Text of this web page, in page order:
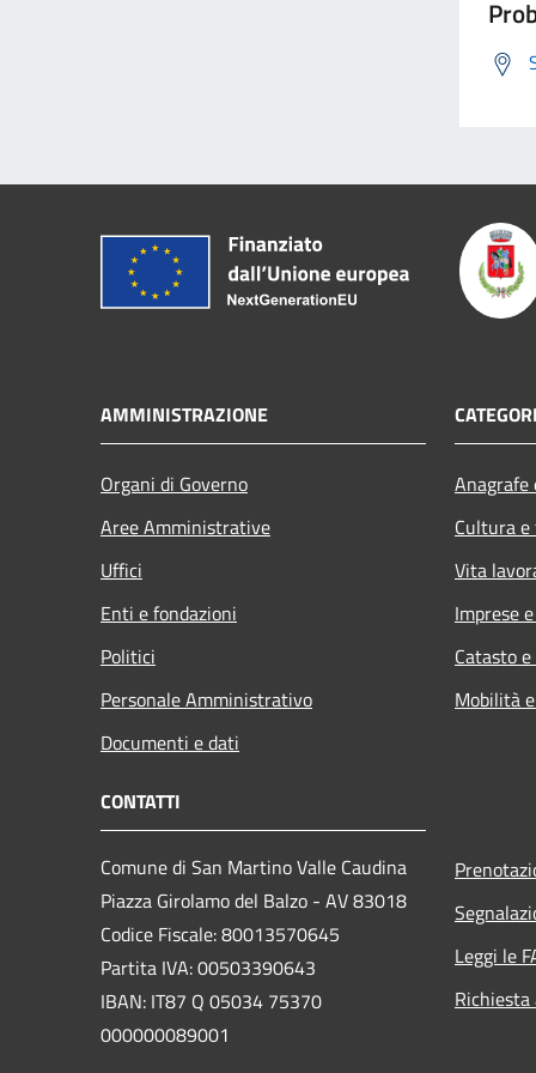
AMMINISTRAZIONE
Organi di Governo
Aree Amministrative
Uffici
Enti e fondazioni
Politici
Personale Amministrativo
Documenti e dati
Cultura
Vita
Imprese
Catasto
Mobilità
CONTATTI
Comune di San Martino Valle Caudina
Piazza Girolamo del Balzo - AV 83018
Codice Fiscale: 80013570645
Partita IVA: 00503390643
IBAN: IT87 Q 05034 75370
000000089001
Leggi le